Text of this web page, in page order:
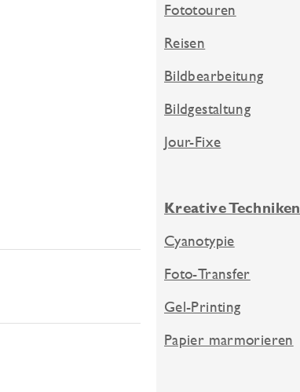
Fototouren
Reisen
Bildbearbeitung
Bildgestaltung
Jour-Fixe
Kreative Techniken
Cyanotypie
Foto-Transfer
Gel-Printing
Papier marmorieren